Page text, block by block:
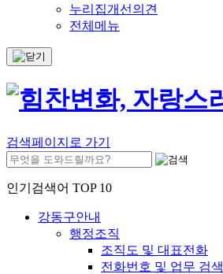
누리집개선의견
전체메뉴
검색페이지로 가기
인기검색어 TOP 10
강동구안내
행정조직
조직도 및 대표전화
전화번호 및 업무 검색